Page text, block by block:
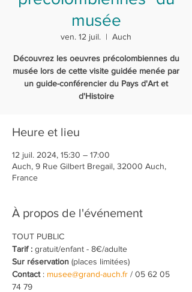
musée
ven. 12 juil.
  |
Auch
Découvrez les oeuvres précolombiennes du
musée lors de cette visite guidée menée par
un guide-conférencier du Pays d'Art et
d'Histoire
Heure et lieu
12 juil. 2024, 15:30 – 17:00
Auch, 9 Rue Gilbert Bregail, 32000 Auch,
France
À propos de l'événement
TOUT PUBLIC
Tarif : gratuit/enfant - 8€/adulte
Sur réservation (places limitées)
Contact : musee@grand-auch.fr / 05 62 05
74 79